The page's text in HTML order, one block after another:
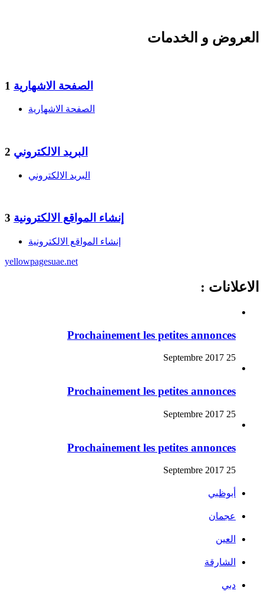
العروض و الخدمات
1 الصفحة الاشهارية
الصفحة الاشهارية
2 البريد الالكتروني
البريد الالكتروني
3 إنشاء المواقع الالكترونية
إنشاء المواقع الالكترونية
yellowpagesuae.net
الاعلانات :
Prochainement les petites annonces
25 Septembre 2017
Prochainement les petites annonces
25 Septembre 2017
Prochainement les petites annonces
25 Septembre 2017
أبوظبي
عجمان
العين
الشارقة
دبي